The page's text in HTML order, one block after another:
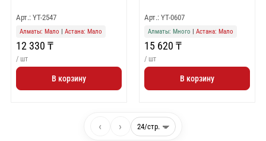
Арт.: YT-2547
Алматы: Мало Астана: Мало
12 330 ₸
/ шт
В корзину
Арт.: YT-0607
Алматы: Много Астана: Мало
15 620 ₸
/ шт
В корзину
‹ ›